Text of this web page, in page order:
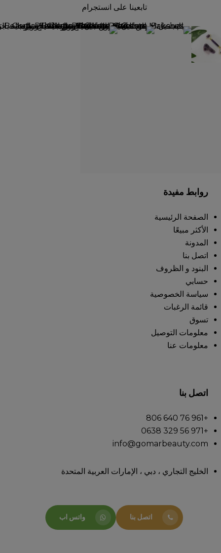
تابعينا على انستجرام
روابط مفيدة
الصفحة الرئيسية
الأكثر مبيعًا
المدونة
اتصل بنا
البنود و الظروف
حسابي
سياسة الخصوصية
قائمة الرغبات
تسوق
معلومات التوصيل
معلومات عنا
اتصل بنا
+961 76 640 806
+971 56 329 0638
info@gomarbeauty.com
الخليج التجاري ، دبي ، الإمارات العربية المتحدة
اتصل بنا واتس اب